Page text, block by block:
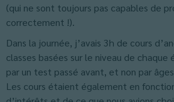
(qui ne sont toujours pas capables de
correctement !).
Dans la journée, j’avais 3h de cours
classes basées sur le niveau de
par un test passé avant, et non par
Les cours étaient également en